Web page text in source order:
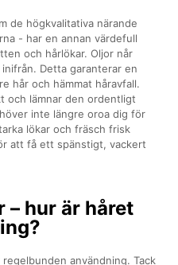
de högkvalitativa närande
- har en annan värdefull
och hårlökar. Oljor når
Detta garanterar en
hår och hämmat håravfall.
och lämnar den ordentligt
inte längre oroa dig för
lökar och fräsch frisk
att få ett spänstigt, vackert
– hur är håret
användning. Tack